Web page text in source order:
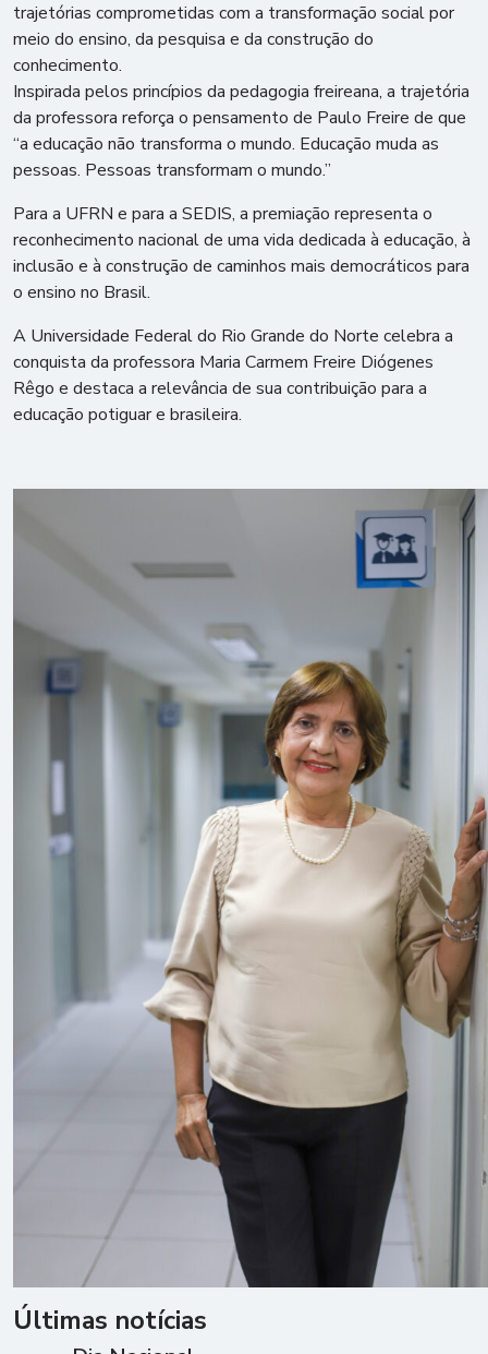
trajetórias comprometidas com a transformação social por
meio do ensino, da pesquisa e da construção do
conhecimento.
Inspirada pelos princípios da pedagogia freireana, a trajetória
da professora reforça o pensamento de Paulo Freire de que
“a educação não transforma o mundo. Educação muda as
pessoas. Pessoas transformam o mundo.”
Para a UFRN e para a SEDIS, a premiação representa o
reconhecimento nacional de uma vida dedicada à educação, à
inclusão e à construção de caminhos mais democráticos para
o ensino no Brasil.
A Universidade Federal do Rio Grande do Norte celebra a
conquista da professora Maria Carmem Freire Diógenes
Rêgo e destaca a relevância de sua contribuição para a
educação potiguar e brasileira.
Últimas notícias